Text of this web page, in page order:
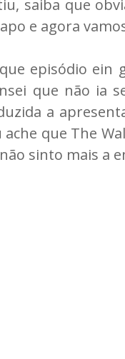
saiba que
e agora
episódio ein
que não ia
a
ache que The
sinto mais a